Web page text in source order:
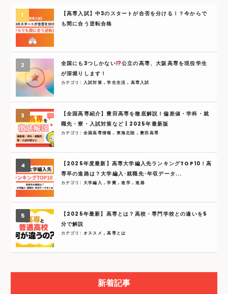
【高専入試】中3のスタートが合否を分ける！？今からで
も間に合う逆転合格
全国にも3つしかない
公立の高専、大阪高専を現役学生
が深堀りします！
カテゴリ: 入試対策 ,学生生活, 高専入試
【全国高専紹介】豊田高専を徹底解説！偏差値・学科・就
職先・寮・入試対策など | 2025年最新版
カテゴリ: 全国高専情報, 東海北陸 ,豊田高専
【2025年度最新】高専大学編入先ランキングTOP10！高
専卒の進路は？大学編入･就職先･年収データ...
カテゴリ: 大学編入 ,学費 ,進学 ,進路
【2025年最新】高専とは？高校・専門学校との違いを5
分で解説
カテゴリ: オススメ ,高専とは
新着記事